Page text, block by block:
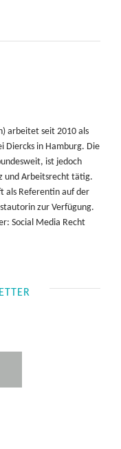
arbeitet seit 2010 als
Diercks in Hamburg. Die
ist jedoch
und Arbeitsrecht tätig.
als Referentin auf der
zur Verfügung.
Social Media Recht